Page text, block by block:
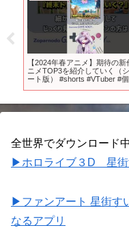
【2024年春アニメ】期待の新
ニメTOP3を紹介していく（
ート版） #shorts #VTuber #
全世界でダウンロード
▶ホロライブ３D 星街
▶ファンアート 星街す
なるアプリ